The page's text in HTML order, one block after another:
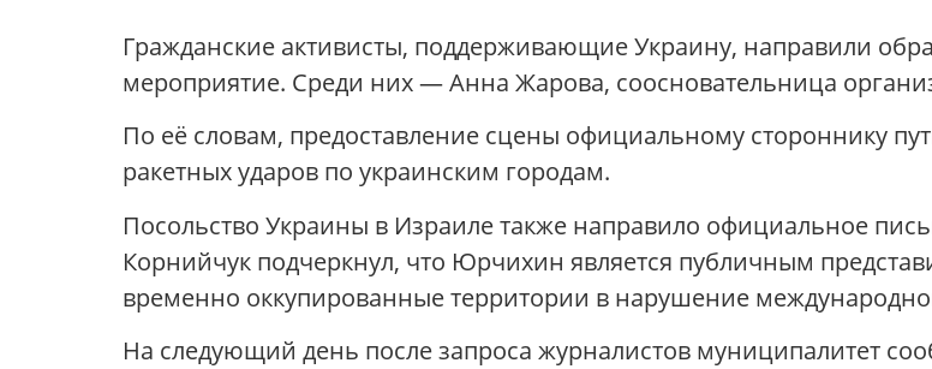
Гражданские активисты, поддерживающие Украину, направили
мероприятие. Среди них — Анна Жарова, соосновательница
По её словам, предоставление сцены официальному стороннику
ракетных ударов по украинским городам.
Посольство Украины в Израиле также направило официальное
Корнийчук подчеркнул, что Юрчихин является публичным
временно оккупированные территории в нарушение
На следующий день после запроса журналистов муниципалитет